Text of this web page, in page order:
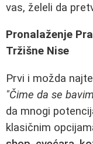
vas, želeli da
Pronalaženje
Tržišne Nise
Prvi i možda
"Čime da se
da mnogi
klasičnim